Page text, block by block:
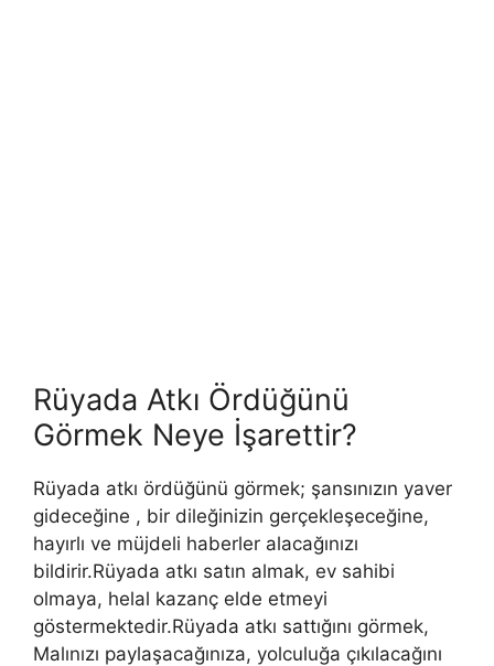
Rüyada Atkı Ördüğünü
Görmek Neye İşarettir?
Rüyada atkı ördüğünü görmek; şansınızın yaver
gideceğine , bir dileğinizin gerçekleşeceğine,
hayırlı ve müjdeli haberler alacağınızı
bildirir.Rüyada atkı satın almak, ev sahibi
olmaya, helal kazanç elde etmeyi
göstermektedir.Rüyada atkı sattığını görmek,
Malınızı paylaşacağınıza, yolculuğa çıkılacağını